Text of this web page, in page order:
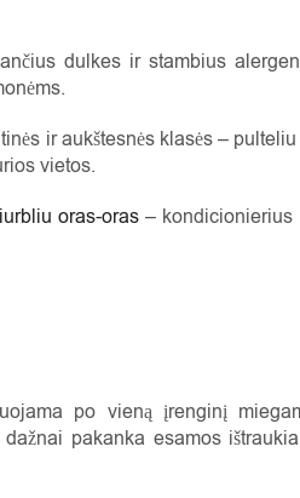
dulkes ir stambius
ir aukštesnės klasės –
vietos.
oras-oras– kondicionierius
po vieną įrenginį
pakanka esamos